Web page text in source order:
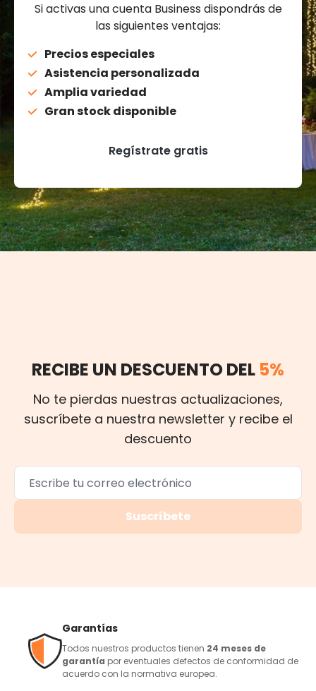
Si activas una cuenta Business dispondrás de
las siguientes ventajas:
Precios especiales
Asistencia personalizada
Amplia variedad
Gran stock disponible
Regístrate gratis
RECIBE UN DESCUENTO DEL 5%
No te pierdas nuestras actualizaciones,
suscríbete a nuestra newsletter y recibe el
descuento
Suscríbete
Garantías
Todos nuestros productos tienen 24 meses de
garantía por eventuales defectos de conformidad de
acuerdo con la normativa europea.